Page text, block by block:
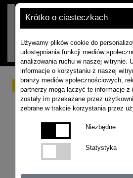
Krótko o ciasteczkach
Używamy plików cookie do
udostępniania funkcji mediów
analizowania ruchu w naszej witrynie.
informacje o korzystaniu z naszej
branży mediów społecznościowych,
partnerzy mogą łączyć te informacje
zostały im przekazane przez
zebrane w trakcie korzystania przez
Niezbędne
Statystyka
Choroby
hodowla RAPOOL
#rzepak #rolnictwo